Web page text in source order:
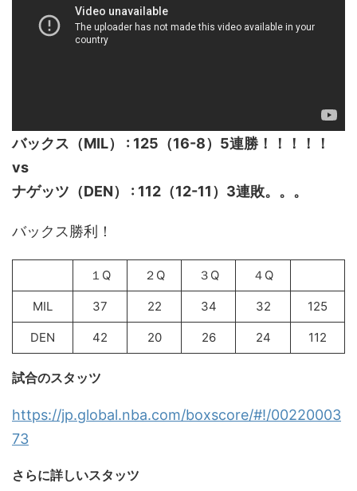
バックス（MIL） : 125（16-8）5連勝！！！！！
vs
ナゲッツ（DEN） : 112（12-11）3連敗。。。
バックス勝利！
１Q ２Q ３Q ４Q
MIL 37 22 34 32 125
DEN 42 20 26 24 112
試合のスタッツ
https://jp.global.nba.com/boxscore/#!/00220003
73
さらに詳しいスタッツ